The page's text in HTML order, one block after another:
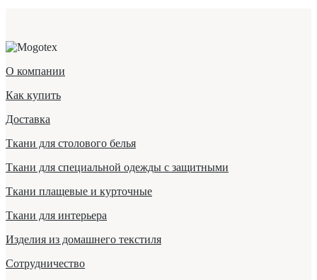
О компании
Как купить
Доставка
Ткани для столового белья
Ткани для специальной одежды с защитными
Ткани плащевые и курточные
Ткани для интерьера
Изделия из домашнего текстиля
Сотрудничество